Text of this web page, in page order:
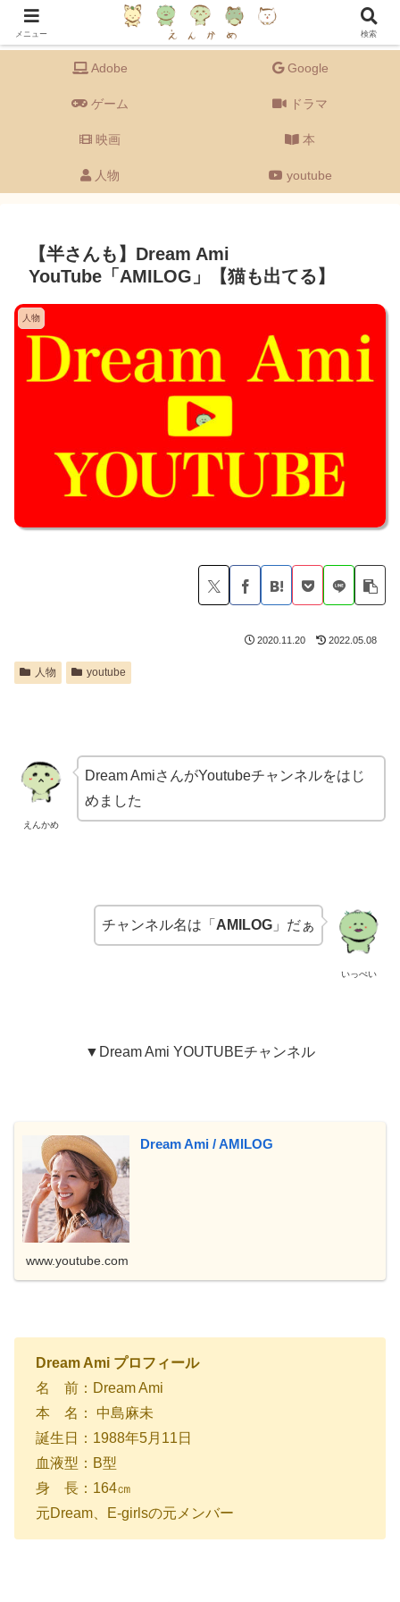
Adobeの備忘録を主に、ドラマ・映画・ゲーム・音楽・youtube・グルメなど
【エンタメ全般】もゆる〜く語るブログです。
Adobe Google
ゲーム ドラマ
映画 本
人物 youtube
【半さんも】Dream Ami
YouTube「AMILOG」【猫も出てる】
人物
2020.11.20 2022.05.08
人物 youtube
えんかめ
Dream AmiさんがYoutubeチャンネルをはじ
めました
いっぺい
チャンネル名は「 AMILOG 」だぁ
▼Dream Ami YOUTUBEチャンネル
Dream Ami / AMILOG
www.youtube.com
Dream Ami プロフィール
名 前：Dream Ami
本 名： 中島麻未
誕生日：1988年5月11日
血液型：B型
身 長：164㎝
元Dream、E-girlsの元メンバー
メニュー 検索